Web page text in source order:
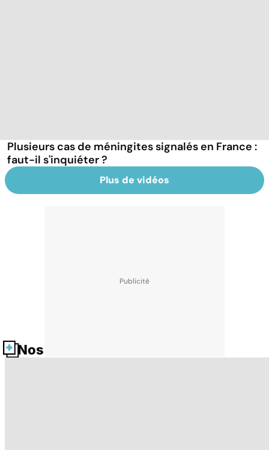
Plusieurs cas de méningites signalés en France :
faut-il s'inquiéter ?
Plus de vidéos
Nos fiches santé